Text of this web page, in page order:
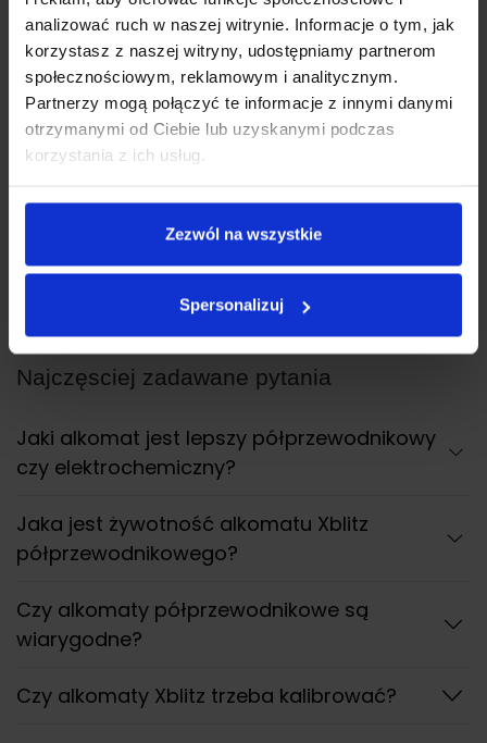
analizować ruch w naszej witrynie. Informacje o tym, jak
korzystasz z naszej witryny, udostępniamy partnerom
społecznościowym, reklamowym i analitycznym.
Partnerzy mogą połączyć te informacje z innymi danymi
otrzymanymi od Ciebie lub uzyskanymi podczas
korzystania z ich usług.
Zezwól na wszystkie
Spersonalizuj
Bezpieczeństwo na drodze w okresie
świątecznym – o czym warto pamiętać?
Najczęsciej zadawane pytania
Jaki alkomat jest lepszy półprzewodnikowy
czy elektrochemiczny?
Jaka jest żywotność alkomatu Xblitz
półprzewodnikowego?
Czy alkomaty półprzewodnikowe są
wiarygodne?
Czy alkomaty Xblitz trzeba kalibrować?